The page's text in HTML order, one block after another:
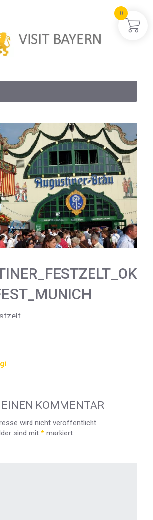
EINEN KOMMENTAR
wird nicht veröffentlicht.
sind mit * markiert
0